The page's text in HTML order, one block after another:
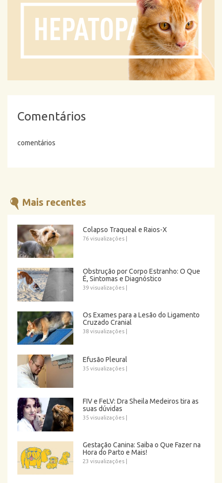
Comentários
comentários
Mais recentes
Colapso Traqueal e Raios-X
76 visualizações
Obstrução por Corpo Estranho: O Que
É, Sintomas e Diagnóstico
39 visualizações
Os Exames para a Lesão do Ligamento
Cruzado Cranial
38 visualizações
Efusão Pleural
35 visualizações
FIV e FeLV: Dra Sheila Medeiros tira as
suas dúvidas
35 visualizações
Gestação Canina: Saiba o Que Fazer na
Hora do Parto e Mais!
23 visualizações